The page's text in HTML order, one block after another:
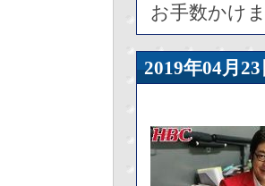
お手数かけ
2019年04